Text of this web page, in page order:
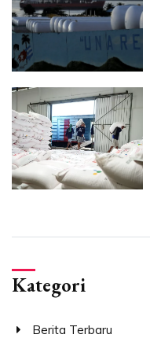
Kategori
Berita Terbaru